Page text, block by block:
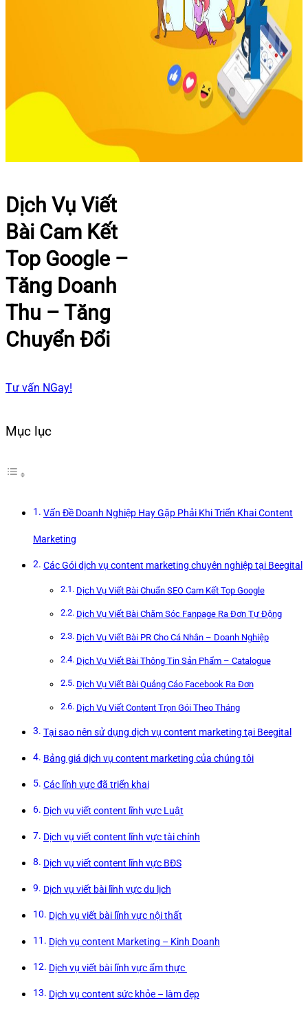
Tìm kiếm:
Dịch Vụ Viết
Bài Cam Kết
Top Google –
Tăng Doanh
Thu – Tăng
Chuyển Đổi
Tư vấn NGay!
Mục lục
Vấn Đề Doanh Nghiệp Hay Gặp Phải Khi Triển Khai Content
Marketing
Các Gói dịch vụ content marketing chuyên nghiệp tại Beegital
Dịch Vụ Viết Bài Chuẩn SEO Cam Kết Top Google
Dịch Vụ Viết Bài Chăm Sóc Fanpage Ra Đơn Tự Động
Dịch Vụ Viết Bài PR Cho Cá Nhân – Doanh Nghiệp
Dịch Vụ Viết Bài Thông Tin Sản Phẩm – Catalogue
Dịch Vụ Viết Bài Quảng Cáo Facebook Ra Đơn
Dịch Vụ Viết Content Trọn Gói Theo Tháng
Tại sao nên sử dụng dịch vụ content marketing tại Beegital
Bảng giá dịch vụ content marketing của chúng tôi
Các lĩnh vực đã triển khai
Dịch vụ viết content lĩnh vực Luật
Dịch vụ viết content lĩnh vực tài chính
Dịch vụ viết content lĩnh vực BĐS
Dịch vụ viết bài lĩnh vực du lịch
Dịch vụ viết bài lĩnh vực nội thất
Dịch vụ content Marketing – Kinh Doanh
Dịch vụ viết bài lĩnh vực ẩm thực
Dịch vụ content sức khỏe – làm đẹp